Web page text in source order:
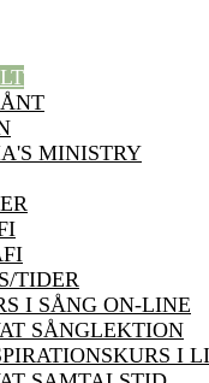
MINISTRY
TIDER
I SÅNG ON-LINE
SÅNGLEKTION
I